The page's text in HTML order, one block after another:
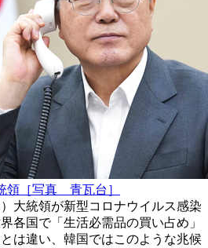
領［写真 青瓦台］
大統領が新型コロナウイルス感染
各国で「生活必需品の買い占め」
は違い、韓国ではこのような兆候